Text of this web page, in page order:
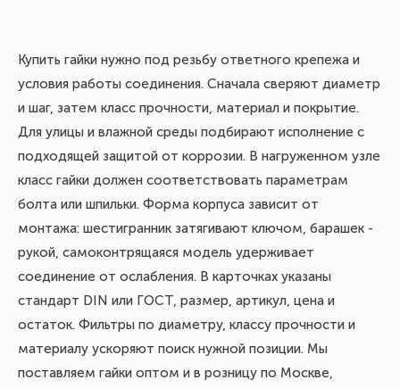
Купить гайки нужно под резьбу ответного крепежа и
условия работы соединения. Сначала сверяют диаметр
и шаг, затем класс прочности, материал и покрытие.
Для улицы и влажной среды подбирают исполнение с
подходящей защитой от коррозии. В нагруженном узле
класс гайки должен соответствовать параметрам
болта или шпильки. Форма корпуса зависит от
монтажа: шестигранник затягивают ключом, барашек -
рукой, самоконтрящаяся модель удерживает
соединение от ослабления. В карточках указаны
стандарт DIN или ГОСТ, размер, артикул, цена и
остаток. Фильтры по диаметру, классу прочности и
материалу ускоряют поиск нужной позиции. Мы
поставляем гайки оптом и в розницу по Москве,